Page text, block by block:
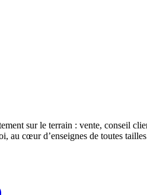
sur le terrain : vente, conseil
au cœur d’enseignes de toutes